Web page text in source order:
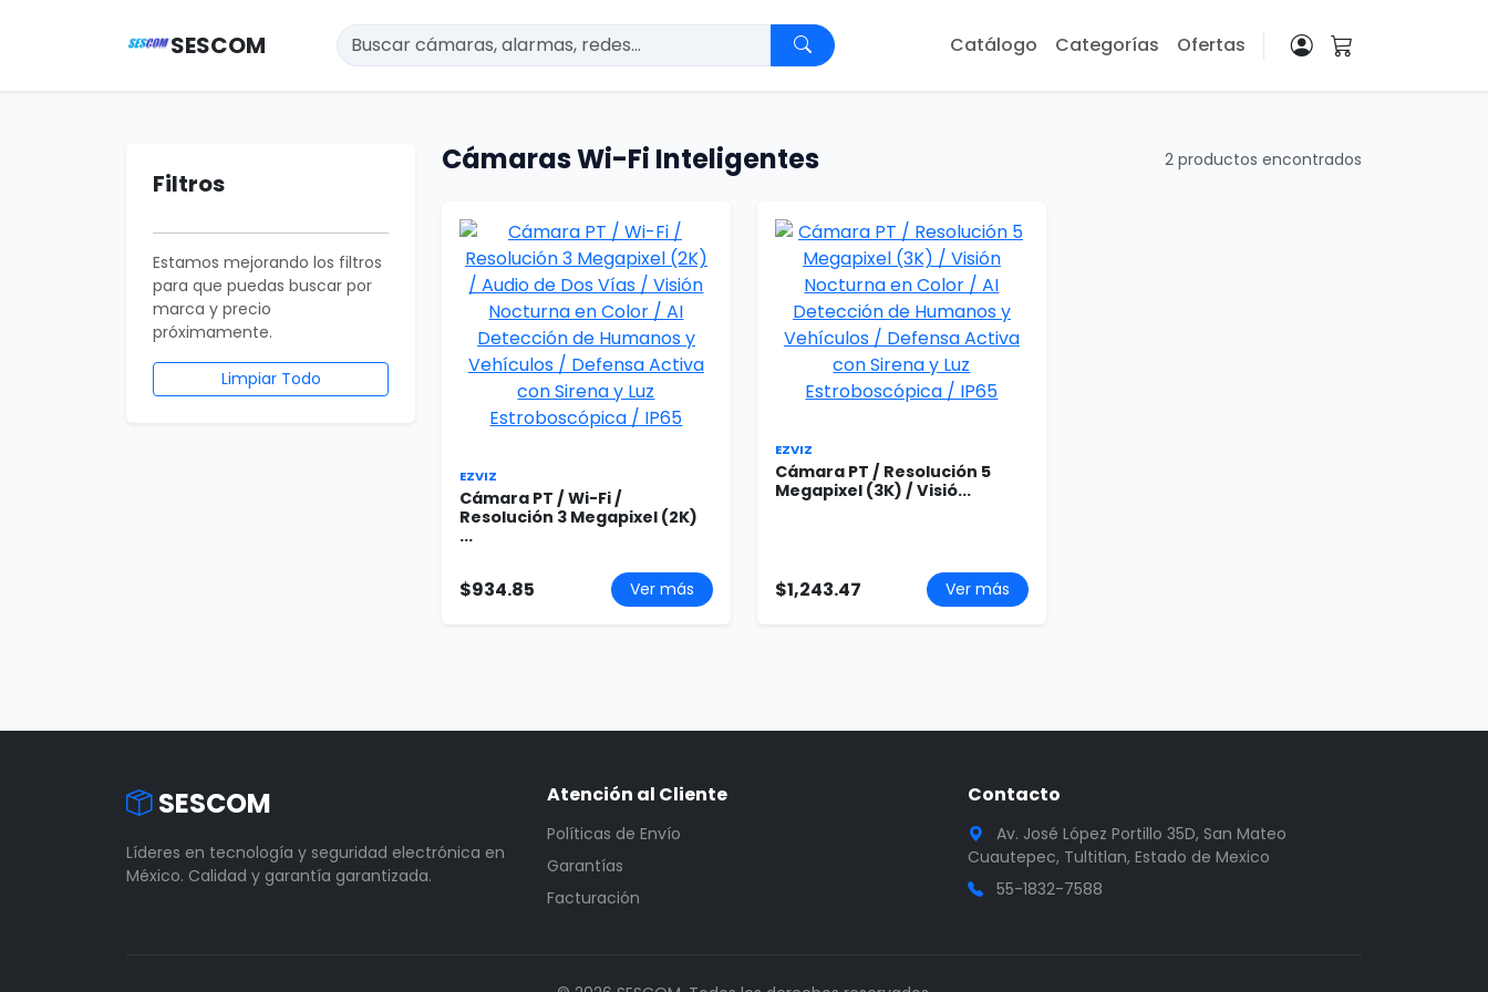
SESCOM Catálogo Categorías Ofertas
Filtros
Estamos mejorando los filtros
para que puedas buscar por
marca y precio
próximamente.
Limpiar Todo
Cámaras Wi-Fi Inteligentes 2 productos encontrados
EZVIZ
Cámara PT / Wi-Fi /
Resolución 3 Megapixel (2K)
...
$934.85 Ver más
EZVIZ
Cámara PT / Resolución 5
Megapixel (3K) / Visió...
$1,243.47 Ver más
SESCOM
Líderes en tecnología y seguridad electrónica en
México. Calidad y garantía garantizada.
Atención al Cliente
Políticas de Envío
Garantías
Facturación
Contacto
Av. José López Portillo 35D, San Mateo
Cuautepec, Tultitlan, Estado de Mexico
55-1832-7588